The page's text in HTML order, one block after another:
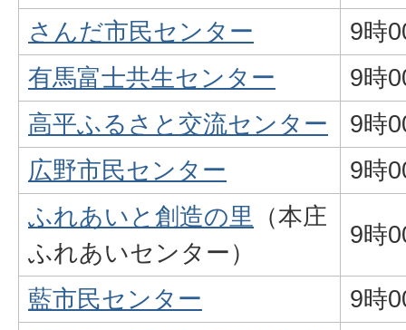
さんだ市民センター
9時
有馬富士共生センター
9時
高平ふるさと交流センター
9時
広野市民センター
9時
ふれあいと創造の里 （本庄
ふれあいセンター）
9時
藍市民センター
9時